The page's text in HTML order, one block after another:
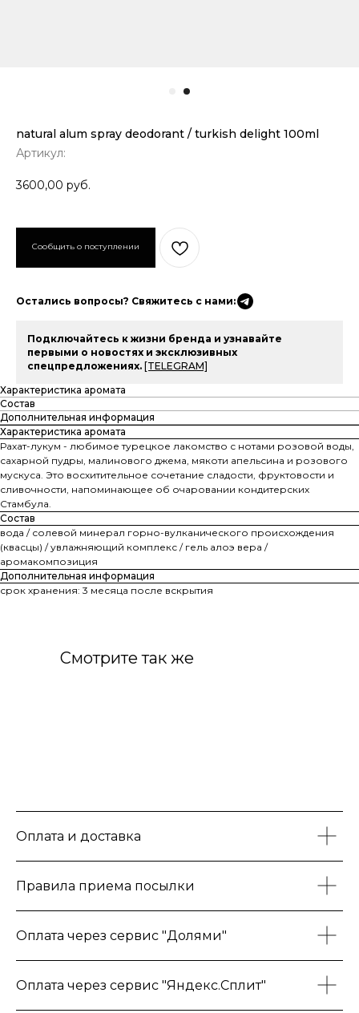
natural alum spray deodorant / turkish delight 100ml
Артикул:
3600,00 руб.
Остались вопросы? Свяжитесь с нами:
Подключайтесь к жизни бренда и узнавайте
первыми о новостях и эксклюзивных
спецпредложениях. [TELEGRAM]
Характеристика аромата
Состав
Дополнительная информация
Характеристика аромата
Рахат-лукум - любимое турецкое лакомство с нотами розовой воды,
сахарной пудры, малинового джема, мякоти апельсина и розового
мускуса. Это восхитительное сочетание сладости, фруктовости и
сливочности, напоминающее об очаровании кондитерских
Стамбула.
Состав
вода / солевой минерал горно-вулканического происхождения
(квасцы) / увлажняющий комплекс / гель алоэ вера /
аромакомпозиция
Дополнительная информация
срок хранения: 3 месяца после вскрытия
Смотрите так же
Оплата и доставка
Правила приема посылки
Оплата через сервис "Долями"
Оплата через сервис "Яндекс.Сплит"